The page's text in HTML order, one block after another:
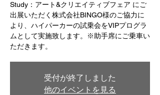
Study：アート&クリエイティブフェア にご
出展いただく株式会社BINGO様のご協力に
より、ハイパーカーの試乗会をVIPプログラ
ムとして実施致します。※助手席にご乗車い
ただきます。
受付が終了しました
他のイベントを見る